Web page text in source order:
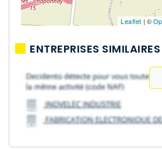
Leaflet | ©
ENTREPRISES SIMILAIRES